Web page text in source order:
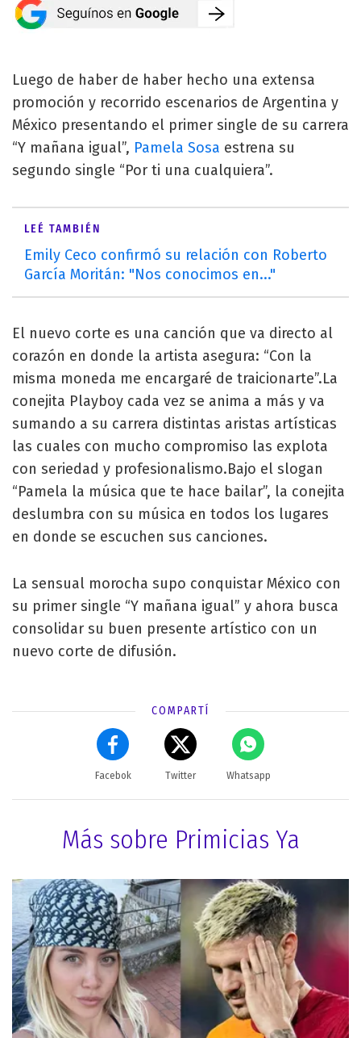
Luego de haber de haber hecho una extensa
promoción y recorrido escenarios de Argentina y
México presentando el primer single de su carrera
“Y mañana igual”, Pamela Sosa estrena su
segundo single “Por ti una cualquiera”.
LEÉ TAMBIÉN
Emily Ceco confirmó su relación con Roberto
García Moritán: "Nos conocimos en..."
El nuevo corte es una canción que va directo al
corazón en donde la artista asegura: “Con la
misma moneda me encargaré de traicionarte”.La
conejita Playboy cada vez se anima a más y va
sumando a su carrera distintas aristas artísticas
las cuales con mucho compromiso las explota
con seriedad y profesionalismo.Bajo el slogan
“Pamela la música que te hace bailar”, la conejita
deslumbra con su música en todos los lugares
en donde se escuchen sus canciones.
La sensual morocha supo conquistar México con
su primer single “Y mañana igual” y ahora busca
consolidar su buen presente artístico con un
nuevo corte de difusión.
COMPARTÍ
Facebok Twitter Whatsapp
Más sobre Primicias Ya